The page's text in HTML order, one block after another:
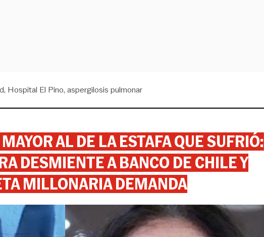
Hospital El Pino aspergilosis pulmonar
AL DE LA ESTAFA QUE SUFRIÓ:
DESMIENTE A BANCO DE CHILE Y
MILLONARIA DEMANDA